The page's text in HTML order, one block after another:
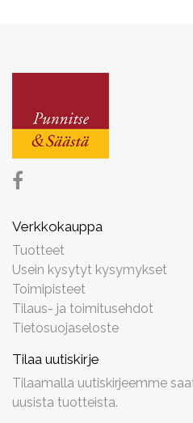
Verkkokauppa
Tuotteet
Usein kysytyt kysymykset
Toimipisteet
Tilaus- ja toimitusehdot
Tietosuojaseloste
Tilaa uutiskirje
Tilaamalla uutiskirjeemme
uusista tuotteista.